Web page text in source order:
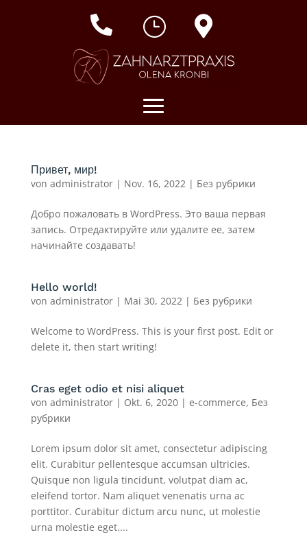
 } 
Привет, мир!
von administrator| Nov. 16, 2022| Без рубрики
Добро пожаловать в WordPress. Это ваша первая
запись. Отредактируйте или удалите ее, затем
начинайте создавать!
Hello world!
von administrator| Mai 30, 2022| Без рубрики
Welcome to WordPress. This is your first post. Edit or
delete it, then start writing!
Cras eget odio et nisi aliquet
von administrator| Okt. 6, 2020| e-commerce, Без
рубрики
Lorem ipsum dolor sit amet, consectetur adipiscing
elit. Curabitur pellentesque accumsan ultricies.
Quisque non ligula tincidunt, volutpat diam ac,
eleifend tortor. Nam aliquet venenatis urna ac
porttitor. Curabitur dictum arcu nunc, ut molestie
urna molestie eget....